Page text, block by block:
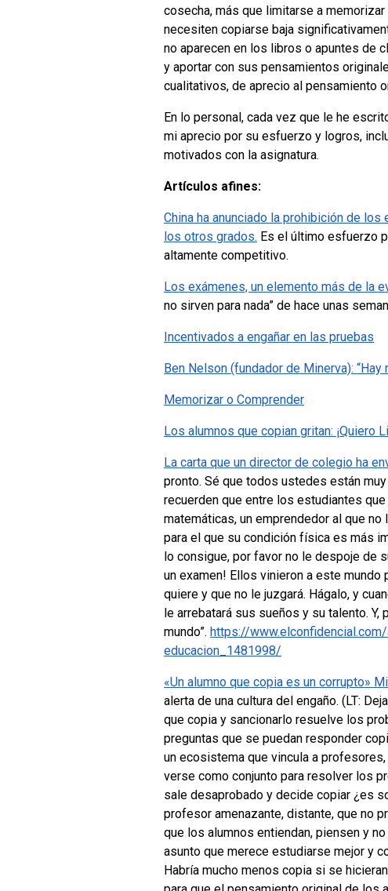
cosecha, más que limitarse a
necesiten copiarse baja
no aparecen en los libros o apuntes de
y aportar con sus pensamientos
cualitativos, de aprecio al pensamiento
En lo personal, cada vez que le he
mi aprecio por su esfuerzo y logros,
motivados con la asignatura.
Artículos afines:
China ha anunciado la prohibición de
los otros grados. Es el último esfuerzo
altamente competitivo.
Los exámenes, un elemento más de la
no sirven para nada” de hace unas
Incentivados a engañar en las pruebas
Ben Nelson (fundador de Minerva):
Memorizar o Comprender
Los alumnos que copian gritan: ¡Quiero
La carta que un director de colegio ha
pronto. Sé que todos ustedes están
recuerden que entre los estudiantes
matemáticas, un emprendedor al que
para el que su condición física es más
lo consigue, por favor no le despoje de
un examen! Ellos vinieron a este
quiere y que no le juzgará. Hágalo, y
le arrebatará sus sueños y su talento.
mundo”. https://
educacion_1481998/
«Un alumno que copia es un corrupto»
alerta de una cultura del engaño. (LT:
que copia y sancionarlo resuelve los
preguntas que se puedan responder
un ecosistema que vincula a
verse como conjunto para resolver los
sale desaprobado y decide copiar ¿es
profesor amenazante, distante, que no
que los alumnos entiendan, piensen y
asunto que merece estudiarse mejor y
Habría mucho menos copia si se